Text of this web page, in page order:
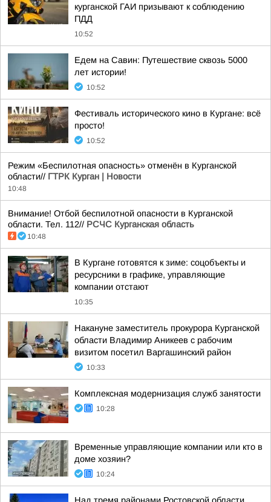
курганской ГАИ призывают к соблюдению
ПДД
10:52
Едем на Савин: Путешествие сквозь 5000
лет истории!
10:52
Фестиваль исторического кино в Кургане: всё
просто!
10:52
Режим «Беспилотная опасность» отменён в Курганской
области// ГТРК Курган | Новости
10:48
Внимание! Отбой беспилотной опасности в Курганской
области. Тел. 112// РСЧС Курганская область
10:48
В Кургане готовятся к зиме: соцобъекты и
ресурсники в графике, управляющие
компании отстают
10:35
Накануне заместитель прокурора Курганской
области Владимир Аникеев с рабочим
визитом посетил Варгашинский район
10:33
Комплексная модернизация служб занятости
10:28
Временные управляющие компании или кто в
доме хозяин?
10:24